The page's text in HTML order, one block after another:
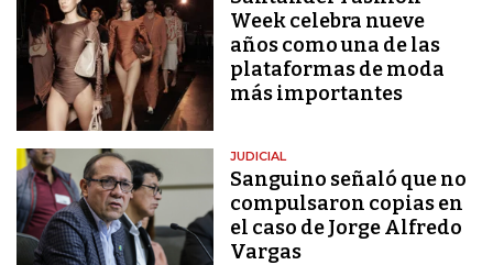
Week celebra nueve
años como una de las
plataformas de moda
más importantes
JUDICIAL
Sanguino señaló que no
compulsaron copias en
el caso de Jorge Alfredo
Vargas